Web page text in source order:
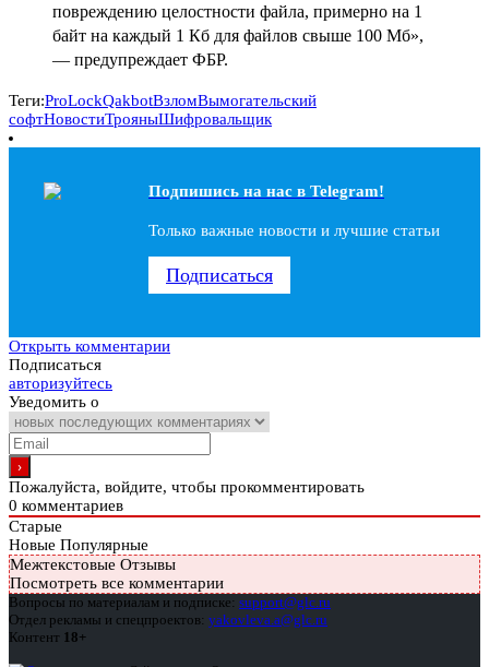
повреждению целостности файла, примерно на 1
байт на каждый 1 Кб для файлов свыше 100 Мб»,
— предупреждает ФБР.
Теги:ProLockQakbotВзломВымогательский
софтНовостиТрояныШифровальщик
Подпишись на наc в Telegram!
Только важные новости и лучшие статьи
Подписаться
Открыть комментарии
Подписаться
авторизуйтесь
Уведомить о
Пожалуйста, войдите, чтобы прокомментировать
0 комментариев
Старые
Новые Популярные
Межтекстовые Отзывы
Посмотреть все комментарии
Вопросы по материалам и подписке: support@glc.ru
Отдел рекламы и спецпроектов: yakovleva.a@glc.ru
Контент 18+